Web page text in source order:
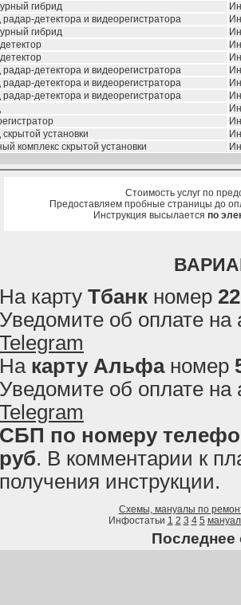
гибрид
радар-детектора и видеорегистратора
гибрид
радар-детектора и видеорегистратора
радар-детектора и видеорегистратора
радар-детектора и видеорегистратора
скрытой установки
комплекс скрытой установки
Стоимость услуг по
Предоставляем пробные страницы до
Инструкция высылается по
На карту Тбанк номер
Уведомите об оплате на
Telegram
На карту Альфаномер
Уведомите об оплате на
Telegram
СБП по номеру
руб. В комментарии к
получения инструкции.
Схемы, мануалы по
Инфостатьи 1 2 3 4 5